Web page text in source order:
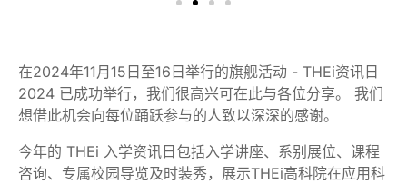
在2024年11月15日至16日举行的旗舰活动 - THEi资讯日
2024 已成功举行，我们很高兴可在此与各位分享。 我们
想借此机会向每位踊跃参与的人致以深深的感谢。
今年的 THEi 入学资讯日包括入学讲座、系别展位、课程
咨询、专属校园导览及时装秀，展示THEi高科院在应用科